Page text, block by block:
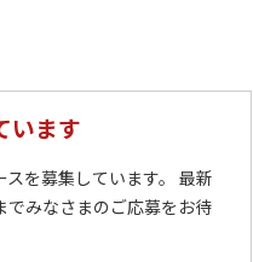
います
を募集しています。 最新
みなさまのご応募をお待